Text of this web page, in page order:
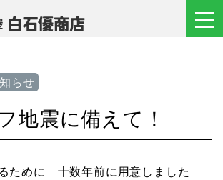
らせ
地震に備えて！
ために 十数年前に用意しました